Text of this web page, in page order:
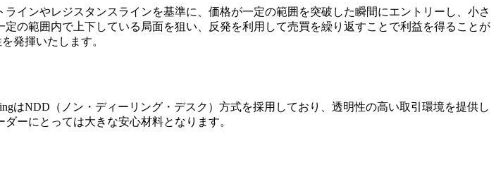
インやレジスタンスラインを基準に、価格が一定の範囲を突破した瞬間にエントリーし、小さ
の範囲内で上下している局面を狙い、反発を利用して売買を繰り返すことで利益を得ることが
発揮いたします。
はNDD（ノン・ディーリング・デスク）方式を採用しており、透明性の高い取引環境を提供し
ーにとっては大きな安心材料となります。